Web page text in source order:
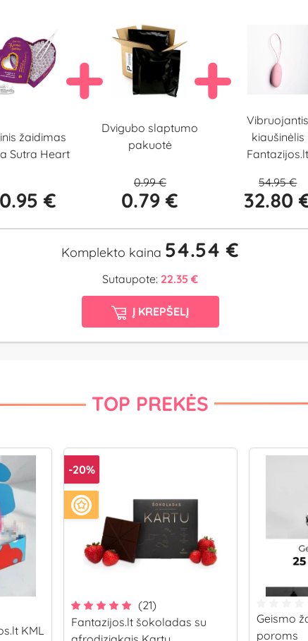
žaidimas
Sutra Heart
€
Dvigubo slaptumo
pakuotė
0.99 €
0.79 €
Vibruojantis
kiaušinėlis
Fantazijos.lt
54.95 €
32.80
Komplekto kaina 54.54 €
Sutaupote: 22.35 €
Į KREPŠELĮ
TOP PREKĖS
KML
-20%
(21)
Fantazijos.lt šokoladas su
Geismo
poroms